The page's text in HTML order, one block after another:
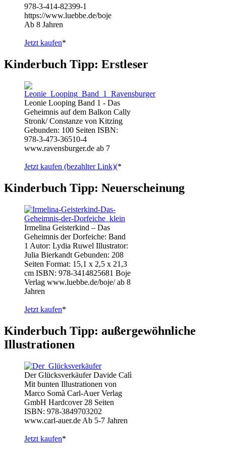
978-3-414-82399-1
https://www.luebbe.de/boje
Ab 8 Jahren
Jetzt kaufen*
Kinderbuch Tipp: Erstleser
Leonie Looping Band 1 - Das
Geheimnis auf dem Balkon Cally
Stronk/ Constanze von Kitzing
Gebunden: 100 Seiten ISBN:
978-3-473-36510-4
www.ravensburger.de ab 7
Jetzt kaufen (bezahlter Link)(*
Kinderbuch Tipp: Neuerscheinung
Irmelina Geisterkind – Das
Geheimnis der Dorfeiche: Band
1 Autor: Lydia Ruwel Illustrator:
Julia Bierkandt Gebunden: 208
Seiten Format: 15,1 x 2,5 x 21,3
cm ISBN: 978-3414825681 Boje
Verlag www.luebbe.de/boje/ ab 8
Jahren
Jetzt kaufen*
Kinderbuch Tipp: außergewöhnliche
Illustrationen
Der Glücksverkäufer Davide Calì
Mit bunten Illustrationen von
Marco Somà Carl-Auer Verlag
GmbH Hardcover 28 Seiten
ISBN: 978-3849703202
www.carl-auer.de Ab 5-7 Jahren
Jetzt kaufen*